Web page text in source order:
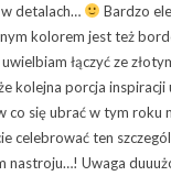
detalach…
Bardzo
kolorem jest też
łączyć ze
kolejna porcja inspiracji
co się ubrać w tym roku
celebrować ten
nastroju…! Uwaga